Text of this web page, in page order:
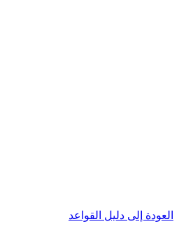
العودة إلى دليل القواعد